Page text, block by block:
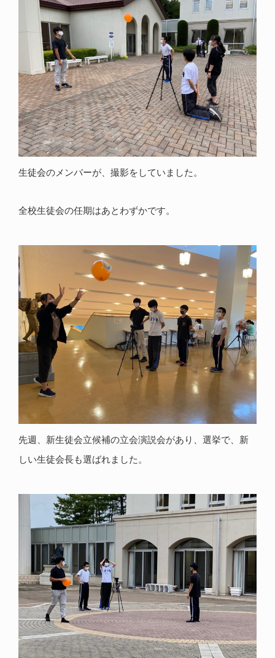
生徒会のメンバーが、撮影をしていました。
全校生徒会の任期はあとわずかです。
先週、新生徒会立候補の立会演説会があり、選挙で、新
しい生徒会長も選ばれました。